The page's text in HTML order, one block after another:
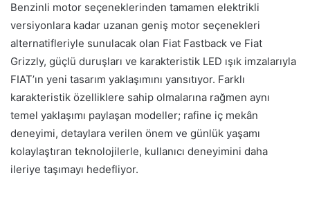
Benzinli motor seçeneklerinden tamamen elektrikli
versiyonlara kadar uzanan geniş motor seçenekleri
alternatifleriyle sunulacak olan Fiat Fastback ve Fiat
Grizzly, güçlü duruşları ve karakteristik LED ışık imzalarıyla
FIAT’ın yeni tasarım yaklaşımını yansıtıyor. Farklı
karakteristik özelliklere sahip olmalarına rağmen aynı
temel yaklaşımı paylaşan modeller; rafine iç mekân
deneyimi, detaylara verilen önem ve günlük yaşamı
kolaylaştıran teknolojilerle, kullanıcı deneyimini daha
ileriye taşımayı hedefliyor.